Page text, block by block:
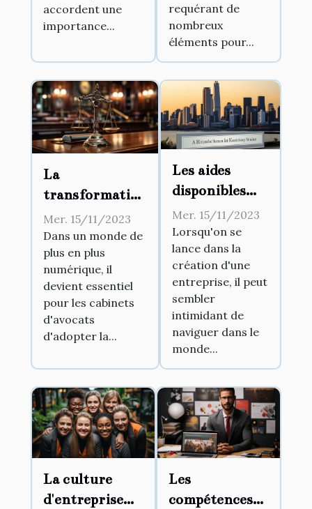
accordent une
importance...
requérant de
nombreux
éléments pour...
La
transformation
numérique
dans les
cabinets
d’avocats
Mer. 15/11/2023
Dans un monde de
plus en plus
numérique, il
devient essentiel
pour les cabinets
d'avocats
d'adopter la...
Les aides
disponibles
pour la
création
d'entreprise
Mer. 15/11/2023
Lorsqu'on se
lance dans la
création d'une
entreprise, il peut
sembler
intimidant de
naviguer dans le
monde...
La culture
d'entreprise
Les
compétences